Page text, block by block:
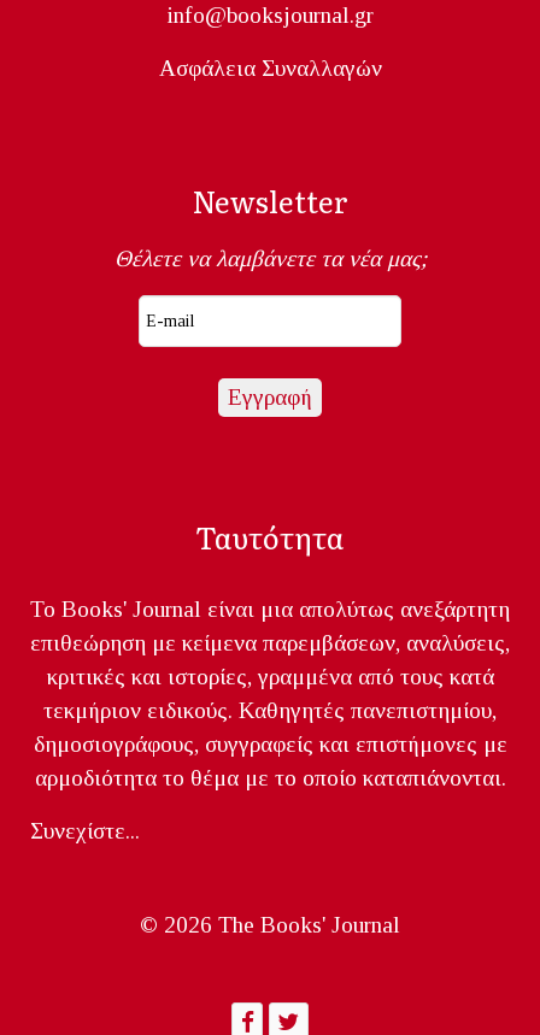
info@booksjournal.gr
Ασφάλεια Συναλλαγών
Newsletter
Θέλετε να λαμβάνετε τα νέα μας;
Ταυτότητα
Το Books' Journal είναι μια απολύτως ανεξάρτητη
επιθεώρηση με κείμενα παρεμβάσεων, αναλύσεις,
κριτικές και ιστορίες, γραμμένα από τους κατά
τεκμήριον ειδικούς. Καθηγητές πανεπιστημίου,
δημοσιογράφους, συγγραφείς και επιστήμονες με
αρμοδιότητα το θέμα με το οποίο καταπιάνονται.
Συνεχίστε...
© 2026 The Books' Journal